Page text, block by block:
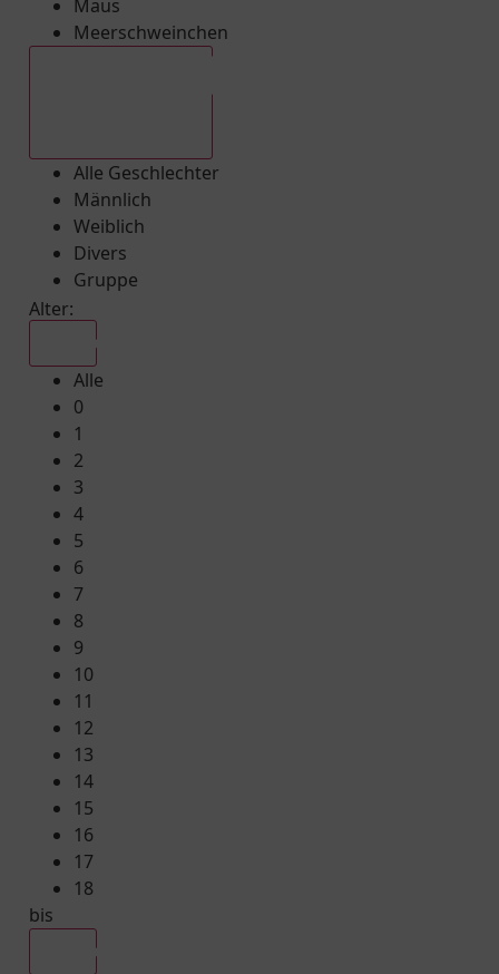
Maus
Meerschweinchen
Alle Geschlechter
Männlich
Weiblich
Divers
Gruppe
Alter:
Alle
0
1
2
3
4
5
6
7
8
9
10
11
12
13
14
15
16
17
18
bis